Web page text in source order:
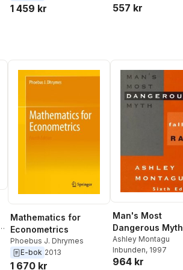
1 459 kr 557 kr
Mathematics for
Econometrics
Phoebus J. Dhrymes
E-bok 2013
1 670 kr
Man's Most
Dangerous Myth
Ashley Montagu
Inbunden, 1997
964 kr